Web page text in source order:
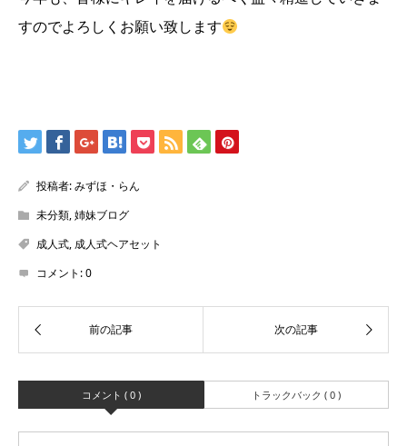
すのでよろしくお願い致します
投稿者:みずほ・らん
未分類,姉妹ブログ
成人式, 成人式ヘアセット
コメント:0
コメント ( 0 ) トラックバック ( 0 )